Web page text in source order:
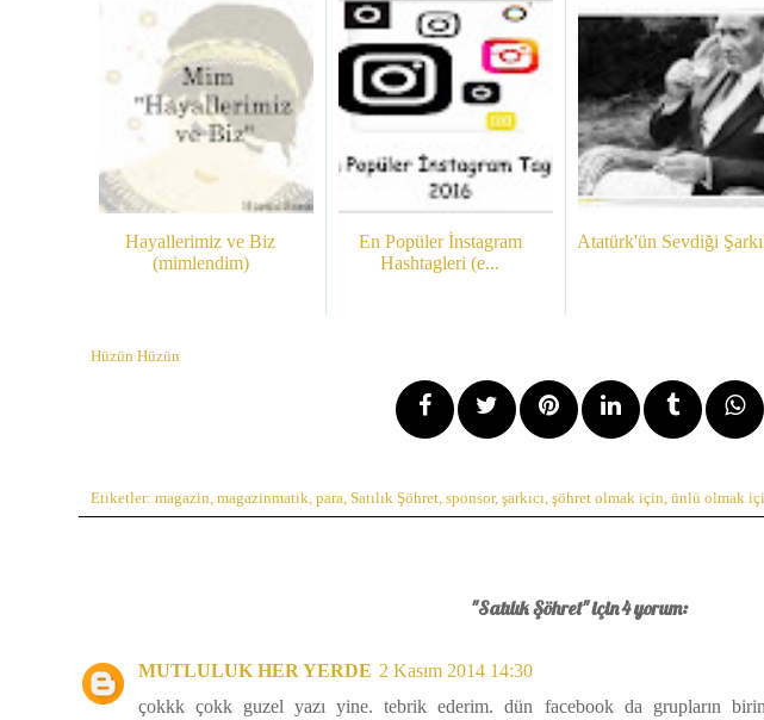
Hayallerimiz ve Biz
(mimlendim)
En Popüler İnstagram
Hashtagleri (e...
Atatürk'ün Sevdiği
Hüzün Hüzün
Etiketler: magazin magazinmatik para Satılık Şöhret sponsor, şarkıcı şöhret olmak için ünlü olmak
"Satılık Şöhret" için 4 yorum:
MUTLULUK HER YERDE 2 Kasım 2014 14:30
çokkk çokk guzel yazı yine. tebrik ederim. dün facebook da grupların